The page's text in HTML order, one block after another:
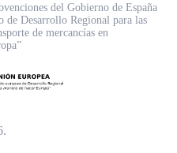
del Gobierno de España
de Desarrollo Regional para las
de mercancías en